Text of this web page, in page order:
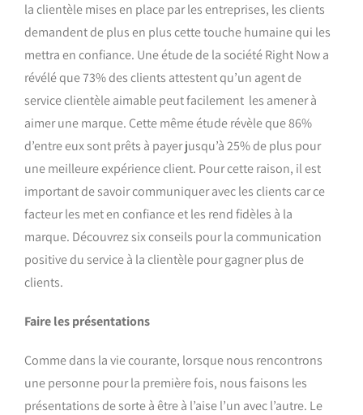
la clientèle mises en place par les entreprises, les clients
demandent de plus en plus cette touche humaine qui les
mettra en confiance. Une étude de la société Right Now a
révélé que 73% des clients attestent qu’un agent de
service clientèle aimable peut facilement les amener à
aimer une marque. Cette même étude révèle que 86%
d’entre eux sont prêts à payer jusqu’à 25% de plus pour
une meilleure expérience client. Pour cette raison, il est
important de savoir communiquer avec les clients car ce
facteur les met en confiance et les rend fidèles à la
marque. Découvrez six conseils pour la communication
positive du service à la clientèle pour gagner plus de
clients.
Faire les présentations
Comme dans la vie courante, lorsque nous rencontrons
une personne pour la première fois, nous faisons les
présentations de sorte à être à l’aise l’un avec l’autre. Le